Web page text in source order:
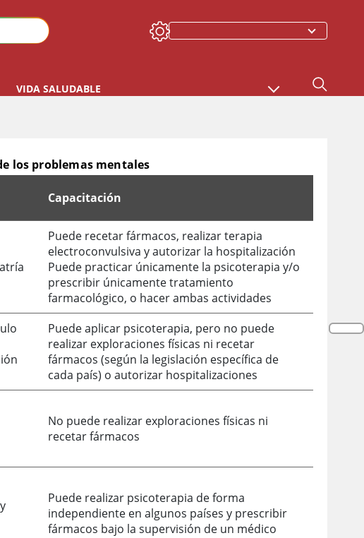
VIDA SALUDABLE
los problemas mentales
Capacitación
Puede recetar fármacos, realizar terapia
electroconvulsiva y autorizar la hospitalización
Puede practicar únicamente la psicoterapia y/o
prescribir únicamente tratamiento
farmacológico, o hacer ambas actividades
Puede aplicar psicoterapia, pero no puede
realizar exploraciones físicas ni recetar
fármacos (según la legislación específica de
cada país) o autorizar hospitalizaciones
No puede realizar exploraciones físicas ni
recetar fármacos
Puede realizar psicoterapia de forma
independiente en algunos países y prescribir
fármacos bajo la supervisión de un médico